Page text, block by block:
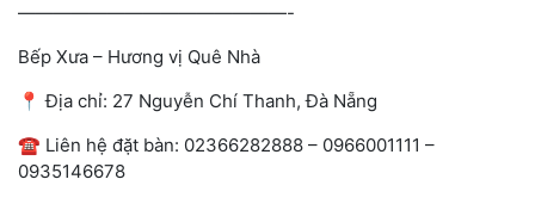
———————————————-
Bếp Xưa – Hương vị Quê Nhà
📍 Địa chỉ: 27 Nguyễn Chí Thanh, Đà Nẵng
☎️ Liên hệ đặt bàn: 02366282888 – 0966001111 –
0935146678